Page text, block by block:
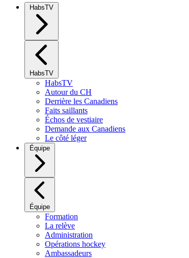
HabsTV
HabsTV
HabsTV
Autour du CH
Derrière les Canadiens
Faits saillants
Échos de vestiaire
Demande aux Canadiens
Le côté léger
Équipe
Équipe
Formation
La relève
Administration
Opérations hockey
Ambassadeurs